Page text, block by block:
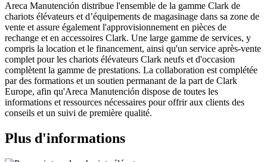
Areca Manutención distribue l'ensemble de la gamme Clark de
chariots élévateurs et d’équipements de magasinage dans sa zone de
vente et assure également l'approvisionnement en pièces de
rechange et en accessoires Clark. Une large gamme de services, y
compris la location et le financement, ainsi qu'un service après-vente
complet pour les chariots élévateurs Clark neufs et d'occasion
complètent la gamme de prestations. La collaboration est complétée
par des formations et un soutien permanant de la part de Clark
Europe, afin qu'Areca Manutención dispose de toutes les
informations et ressources nécessaires pour offrir aux clients des
conseils et un suivi de première qualité.
Plus d'informations